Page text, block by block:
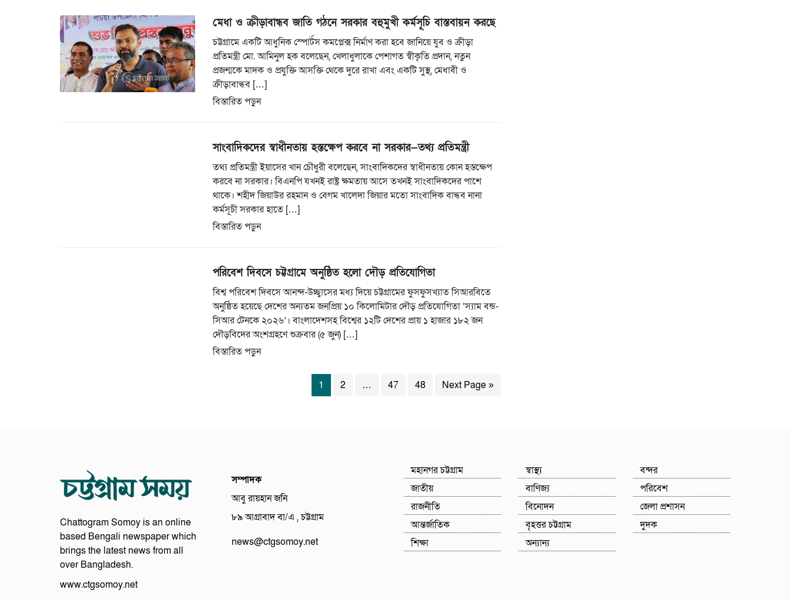
মেধা ও ক্রীড়াবান্ধব জাতি গঠনে সরকার বহুমুখী কর্মসূচি বাস্তবায়ন করছে
চট্টগ্রামে একটি আধুনিক স্পোর্টস কমপ্লেক্স নির্মাণ করা হবে জানিয়ে যুব ও ক্রীড়া
প্রতিমন্ত্রী মো. আমিনুল হক বলেছেন, খেলাধুলাকে পেশাগত স্বীকৃতি প্রদান, নতুন
প্রজন্মকে মাদক ও প্রযুক্তি আসক্তি থেকে দুরে রাখা এবং একটি সুস্থ, মেধাবী ও
ক্রীড়াবান্ধব […]
বিস্তারিত পড়ুন
সাংবাদিকদের স্বাধীনতায় হস্তক্ষেপ করবে না সরকার—তথ্য প্রতিমন্ত্রী
তথ্য প্রতিমন্ত্রী ইয়াসের খান চৌধুরী বলেছেন, সাংবাদিকদের স্বাধীনতায় কোন হস্তক্ষেপ
করবে না সরকার। বিএনপি যখনই রাষ্ট্র ক্ষমতায় আসে তখনই সাংবাদিকদের পাশে
থাকে। শহীদ জিয়াউর রহমান ও বেগম খালেদা জিয়ার মতো সাংবাদিক বান্ধব নানা
কর্মসূচী সরকার হাতে […]
বিস্তারিত পড়ুন
পরিবেশ দিবসে চট্টগ্রামে অনুষ্ঠিত হলো দৌড় প্রতিযোগিতা
বিশ্ব পরিবেশ দিবসে আনন্দ-উচ্ছ্বাসের মধ্য দিয়ে চট্টগ্রামের ফুসফুসখ্যাত সিআরবিতে
অনুষ্ঠিত হয়েছে দেশের অন্যতম জনপ্রিয় ১০ কিলোমিটার দৌড় প্রতিযোগিতা ‘স্যাম বন্ড-
সিআর টেনকে ২০২৬’। বাংলাদেশসহ বিশ্বের ১২টি দেশের প্রায় ১ হাজার ১৮২ জন
দৌড়বিদের অংশগ্রহণে শুক্রবার (৫ জুন) […]
বিস্তারিত পড়ুন
1 2 … 47 48 Next Page »
Chattogram Somoy is an online
based Bengali newspaper which
brings the latest news from all
over Bangladesh.
www.ctgsomoy.net
সম্পাদক
আবু রায়হান জনি
৮৯ আগ্রাবাদ বা/এ , চট্টগ্রাম
news@ctgsomoy.net
মহানগর চট্টগ্রাম
জাতীয়
রাজনীতি
আন্তর্জাতিক
শিক্ষা
স্বাস্থ্য
বাণিজ্য
বিনোদন
বৃহত্তর চট্টগ্রাম
অন্যান্য
বন্দর
পরিবেশ
জেলা প্রশাসন
দুদক